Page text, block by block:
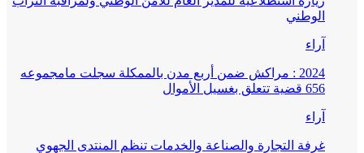
الوطني
آراء
2024 : مراكش ضمن أربع مدن بالممكلة سجلت مامجموعه
656 قضية تتعلق بغسيل الأموال
آراء
غرفة التجارة والصناعة والخدمات تنظم المنتدى الجهوي